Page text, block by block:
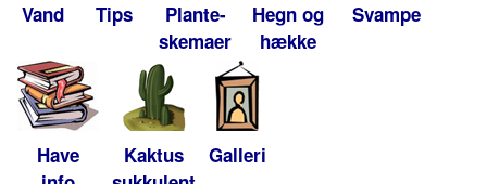
Vand Tips
Plante-
skemaer
Hegn og
hække
Svampe
Have
Kaktus
Galleri